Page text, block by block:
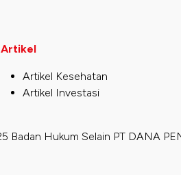
Artikel
Artikel Kesehatan
Artikel Investasi
Badan Hukum Selain PT DANA